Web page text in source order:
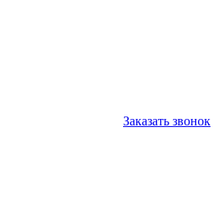
Заказать звонок